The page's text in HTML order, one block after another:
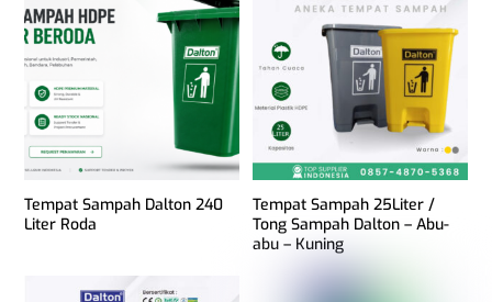
Tempat Sampah Dalton 240
Liter Roda
Tempat Sampah 25Liter /
Tong Sampah Dalton – Abu-
abu – Kuning